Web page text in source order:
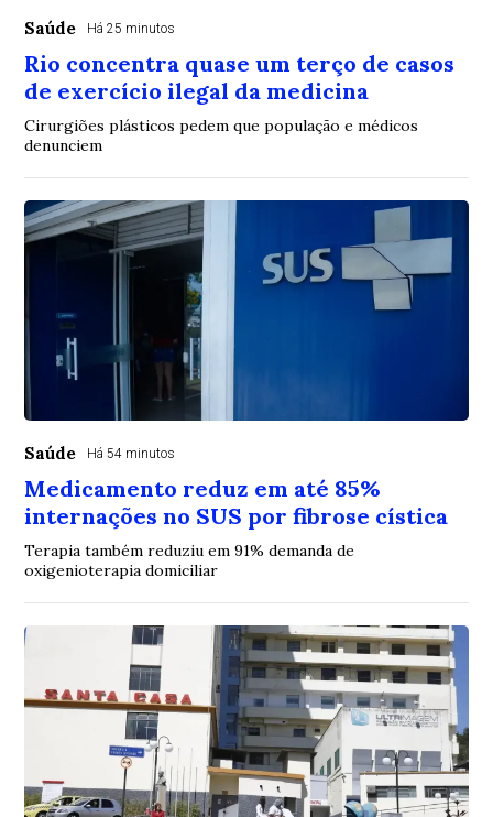
Saúde Há 25 minutos
Rio concentra quase um terço de casos
de exercício ilegal da medicina
Cirurgiões plásticos pedem que população e médicos
denunciem
Saúde Há 54 minutos
Medicamento reduz em até 85%
internações no SUS por fibrose cística
Terapia também reduziu em 91% demanda de
oxigenioterapia domiciliar